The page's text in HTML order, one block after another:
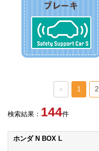
« 1 2
検索結果： 144件
ホンダ N BOX L